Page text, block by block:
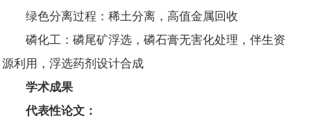
绿色分离过程：稀土分离，高值金属回收
磷化工：磷尾矿浮选，磷石膏无害化处理，伴生资
源利用，浮选药剂设计合成
学术成果
代表性论文：